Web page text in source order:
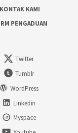
KONTAK KAMI
PENGADUAN
Twitter
Tumblr
WordPress
Linkedin
Myspace